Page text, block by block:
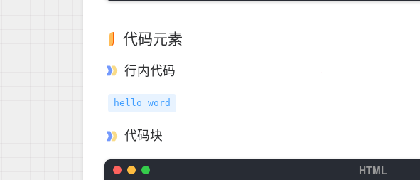
代码元素
行内代码
hello word
代码块